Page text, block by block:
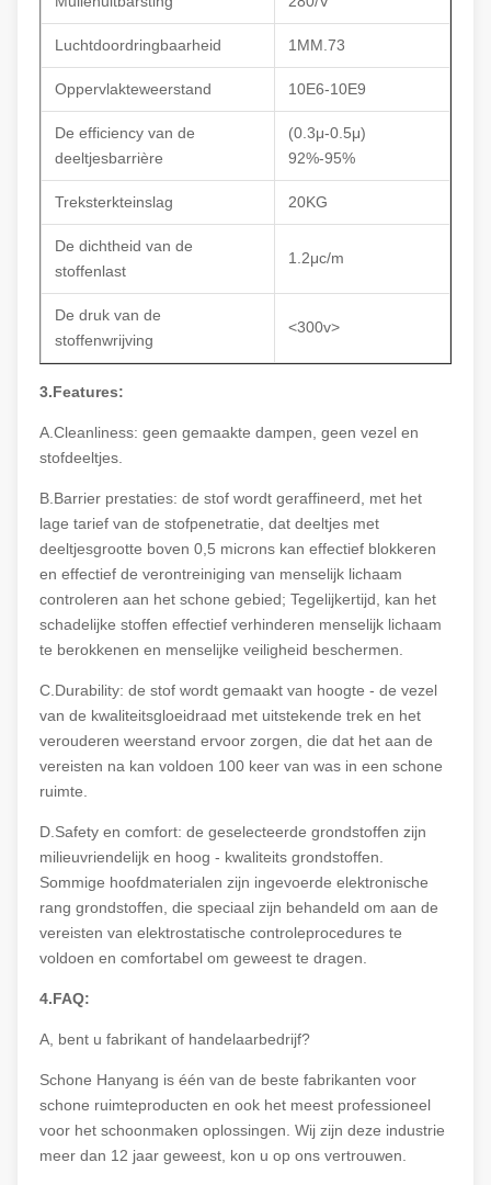
Luchtdoordringbaarheid 1MM.73
Oppervlakteweerstand 10E6-10E9
De efficiency van de
deeltjesbarrière
(0.3μ-0.5μ)
92%-95%
Treksterkteinslag 20KG
De dichtheid van de
stoffenlast
1.2μc/m
De druk van de
stoffenwrijving
<300v>
3.Features:
A.Cleanliness: geen gemaakte dampen, geen vezel en
stofdeeltjes.
B.Barrier prestaties: de stof wordt geraffineerd, met het
lage tarief van de stofpenetratie, dat deeltjes met
deeltjesgrootte boven 0,5 microns kan effectief blokkeren
en effectief de verontreiniging van menselijk lichaam
controleren aan het schone gebied; Tegelijkertijd, kan het
schadelijke stoffen effectief verhinderen menselijk lichaam
te berokkenen en menselijke veiligheid beschermen.
C.Durability: de stof wordt gemaakt van hoogte - de vezel
van de kwaliteitsgloeidraad met uitstekende trek en het
verouderen weerstand ervoor zorgen, die dat het aan de
vereisten na kan voldoen 100 keer van was in een schone
ruimte.
D.Safety en comfort: de geselecteerde grondstoffen zijn
milieuvriendelijk en hoog - kwaliteits grondstoffen.
Sommige hoofdmaterialen zijn ingevoerde elektronische
rang grondstoffen, die speciaal zijn behandeld om aan de
vereisten van elektrostatische controleprocedures te
voldoen en comfortabel om geweest te dragen.
4.FAQ:
A, bent u fabrikant of handelaarbedrijf?
Schone Hanyang is één van de beste fabrikanten voor
schone ruimteproducten en ook het meest professioneel
voor het schoonmaken oplossingen. Wij zijn deze industrie
meer dan 12 jaar geweest, kon u op ons vertrouwen.